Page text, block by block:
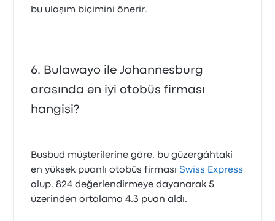
bu ulaşım biçimini önerir.
Bulawayo ile Johannesburg
arasında en iyi otobüs firması
hangisi?
Busbud müşterilerine göre, bu güzergâhtaki
en yüksek puanlı otobüs firmasıSwiss Express
olup, 824 değerlendirmeye dayanarak 5
üzerinden ortalama 4.3 puan aldı.